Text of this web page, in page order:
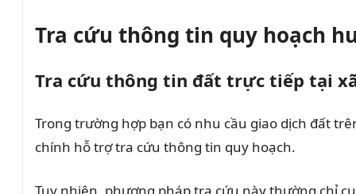
Tra cứu thông tin quy hoạch
Tra cứu thông tin đất trực tiếp tại
Trong trường hợp bạn có nhu cầu giao dịch đất
chính hỗ trợ tra cứu thông tin quy hoạch.